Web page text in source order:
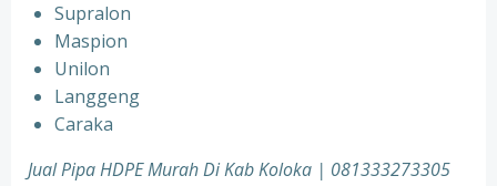
Supralon
Maspion
Unilon
Langgeng
Caraka
Jual Pipa HDPE Murah Di Kab Koloka | 081333273305